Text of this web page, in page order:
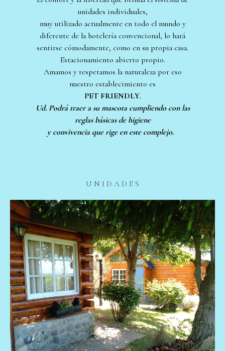
unidades individuales,
muy utilizado actualmente en todo el mundo y
diferente de la hotelería convencional, lo hará
sentirse cómodamente, como en su propia casa.
Estacionamiento abierto propio.
Amamos y respetamos la naturaleza por eso
nuestro establecimiento es
PET FRIENDLY.
Ud. Podrá traer a su mascota cumpliendo con las
reglas básicas de higiene
y convivencia que rige en este complejo.
U N I D A D E S